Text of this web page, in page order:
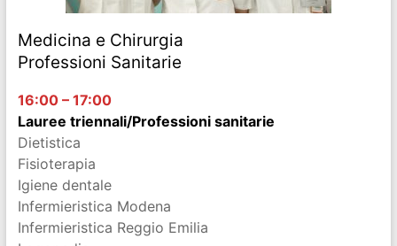
Medicina e Chirurgia
Professioni Sanitarie
16:00 – 17:00
Lauree triennali/Professioni sanitarie
Dietistica
Fisioterapia
Igiene dentale
Infermieristica Modena
Infermieristica Reggio Emilia